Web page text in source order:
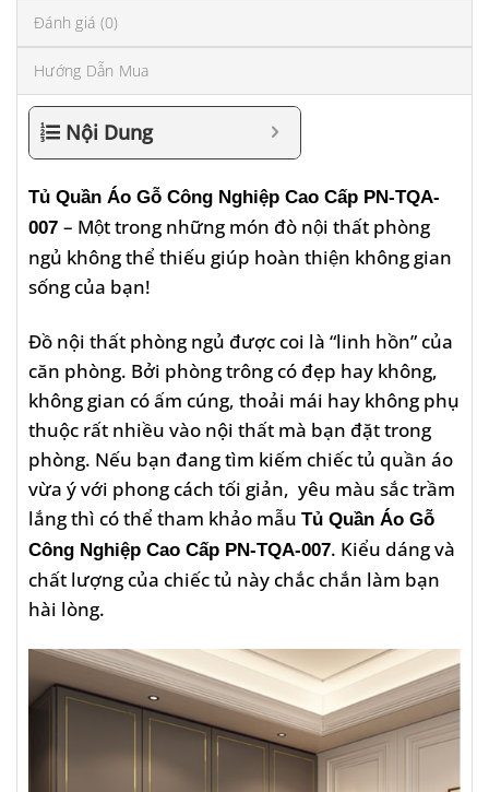
Đánh giá (0)
Hướng Dẫn Mua
Nội Dung
Tủ Quần Áo Gỗ Công Nghiệp Cao Cấp PN-TQA-
007 – Một trong những món đò nội thất phòng
ngủ không thể thiếu giúp hoàn thiện không gian
sống của bạn!
Đồ nội thất phòng ngủ được coi là “linh hồn” của
căn phòng. Bởi phòng trông có đẹp hay không,
không gian có ấm cúng, thoải mái hay không phụ
thuộc rất nhiều vào nội thất mà bạn đặt trong
phòng. Nếu bạn đang tìm kiếm chiếc tủ quần áo
vừa ý với phong cách tối giản, yêu màu sắc trầm
lắng thì có thể tham khảo mẫu Tủ Quần Áo Gỗ
Công Nghiệp Cao Cấp PN-TQA-007. Kiểu dáng và
chất lượng của chiếc tủ này chắc chắn làm bạn
hài lòng.